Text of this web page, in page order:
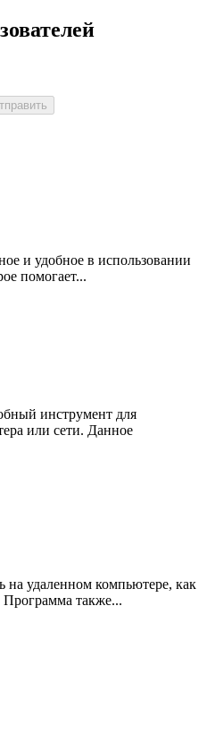
и удобное в использовании
помогает...
инструмент для
или сети. Данное
на удаленном компьютере, как
также...